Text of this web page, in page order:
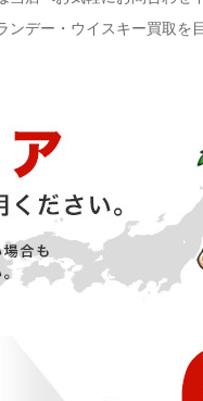
デー・ウイスキー買取を